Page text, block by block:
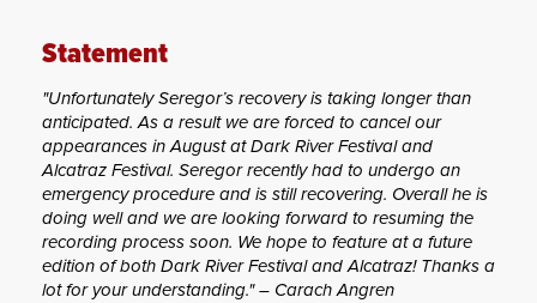
Statement
"Unfortunately Seregor’s recovery is taking longer than
anticipated. As a result we are forced to cancel our
appearances in August at Dark River Festival and
Alcatraz Festival. Seregor recently had to undergo an
emergency procedure and is still recovering. Overall he is
doing well and we are looking forward to resuming the
recording process soon. We hope to feature at a future
edition of both Dark River Festival and Alcatraz! Thanks a
lot for your understanding." – Carach Angren